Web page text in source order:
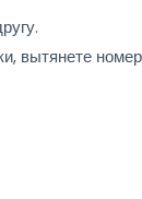
вытянете